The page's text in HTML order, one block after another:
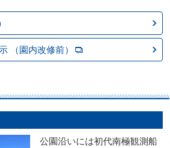
（園内改修前）
公園沿いには初代南極観測船